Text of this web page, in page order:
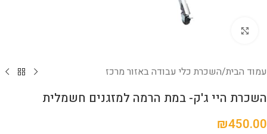
עמוד הבית/השכרת כלי עבודה באזור מרכז
השכרת היי ג'ק- במת הרמה למזגנים חשמלית
₪450.00